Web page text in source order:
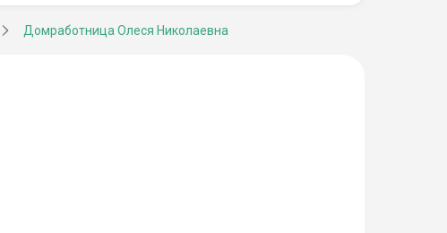
Домработница Олеся Николаевна